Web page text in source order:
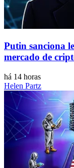
Putin sanciona
mercado de
há 14 horas
Helen Partz